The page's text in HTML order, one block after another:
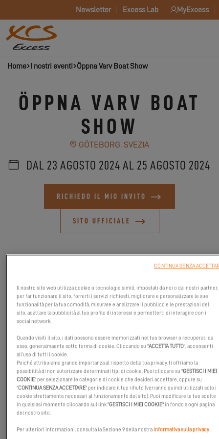
Newsletter Excess Lab MyExcess
Home I nostri eventi Öppna Varv Boat Show
ÖPPNA VARV BOAT
SHOW
GÖTEBORG, SVEZIA
DAL 23 AGOSTO 2024 AL 25 AGOSTO 2024
RICHIEDO IL MIO INVITO
SITO UFFICIALE
Il team di Excess sarà lieto di mostrarvi la Excess 14. Potrete
incontrare i nostri esperti e parlare con i nostri partner.
Immergetevi nella passione dei nostri team e trasformate i vostri
Non vediamo l'ora di vedervi lì!
Il nostro sito web utilizza cookie o tecnologie simili, impostati da noi o dai nostri partner,
per far funzionare il sito, fornirti i servizi richiesti, migliorare e personalizzare le sue
funzionalità per la tua comodità, misurare e analizzare il pubblico e le prestazioni del
sito, adattare la pubblicità al tuo profilo di interessi e permetterti di interagire con i
social network.
Quando visiti il sito, i dati possono essere memorizzati nel tuo browser o recuperati da
esso, generalmaente sotto forma di cookie. Cliccando su "ACCETTA TUTTO", acconsenti
all’uso di tutti i cookie.
Poiché attribuiamo grande importanza al rispetto della tua privacy, ti offriamo la
possibilità di non autorizzare determinati tipi di cookie. Puoi cliccare su "GESTISCI I MIEI
COOKIE" per selezionare le categorie di cookie che desideri accettare, oppure su
"CONTINUA SENZA ACCETTARE" per indicare il tuo rifiuto (verranno quindi utilizzati solo i
cookie strettamente necessari al funzionamento del sito). Puoi modificare le tue scelte
in qualsiasi momento cliccando sul link "GESTISCI I MIEI COOKIE" in fondo a ogni pagina
del nostro sito.
Per ulteriori informazioni, consulta la Sezione 9 della nostra informativa sulla privacy.
CONTINUA SENZA